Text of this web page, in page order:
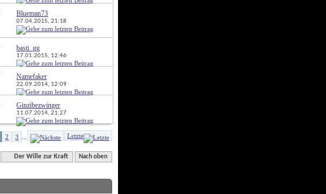
Blueman73
07.04.2015, 21:18
basti_gg
17.01.2015, 12:46
Namefaker
22.09.2014, 12:09
Ginzibezwinger
11.07.2014, 21:27
2 3 ... Letzte
Der Wille zur Kraft Nach oben